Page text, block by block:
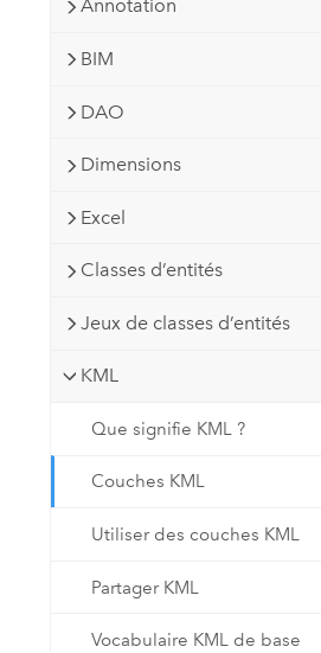
Annotation
BIM
DAO
Dimensions
Excel
Classes d’entités
Jeux de classes d’entités
KML
Que signifie KML ?
Couches KML
Utiliser des couches KML
Partager KML
Vocabulaire KML de base